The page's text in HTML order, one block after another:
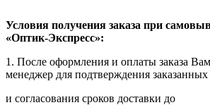
Условия получения заказа при
«Оптик-Экспресс»:
1. После оформления и оплаты заказа
менеджер для подтверждения
и согласования сроков доставки до